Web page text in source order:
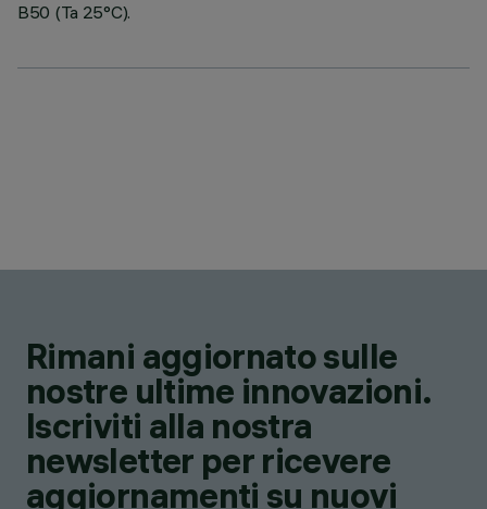
B50 (Ta 25°C).
Rimani aggiornato sulle
nostre ultime innovazioni.
Iscriviti alla nostra
newsletter per ricevere
aggiornamenti su nuovi